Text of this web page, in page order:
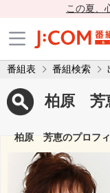
この夏、
番組表 番組検索
柏原 芳
柏原 芳恵のプロフ